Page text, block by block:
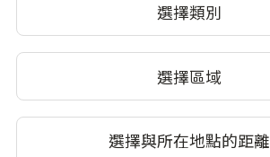
選擇類別
選擇區域
選擇與所在地點的距離